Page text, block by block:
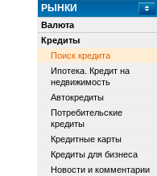
РЫНКИ
Валюта
Кредиты
Поиск кредита
Ипотека. Кредит на
недвижимость
Автокредиты
Потребительские
кредиты
Кредитные карты
Кредиты для бизнеса
Новости и комментарии